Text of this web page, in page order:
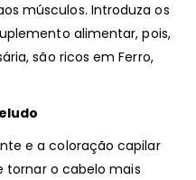
músculos. Introduza os
alimentar, pois,
são ricos em Ferro,
e a coloração capilar
tornar o cabelo mais